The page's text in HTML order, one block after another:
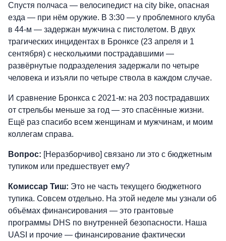
Спустя полчаса — велосипедист на city bike, опасная
езда — при нём оружие. В 3:30 — у проблемного клуба
в 44-м — задержан мужчина с пистолетом. В двух
трагических инцидентах в Бронксе (23 апреля и 1
сентября) с несколькими пострадавшими —
развёрнутые подразделения задержали по четыре
человека и изъяли по четыре ствола в каждом случае.
И сравнение Бронкса с 2021-м: на 203 пострадавших
от стрельбы меньше за год — это спасённые жизни.
Ещё раз спасибо всем женщинам и мужчинам, и моим
коллегам справа.
Вопрос: [Неразборчиво] связано ли это с бюджетным
тупиком или предшествует ему?
Комиссар Тиш: Это не часть текущего бюджетного
тупика. Совсем отдельно. На этой неделе мы узнали об
объёмах финансирования — это грантовые
программы DHS по внутренней безопасности. Наша
UASI и прочие — финансирование фактически